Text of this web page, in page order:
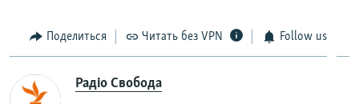
Поделиться Читать без VPN Follow us
Радіо Свобода